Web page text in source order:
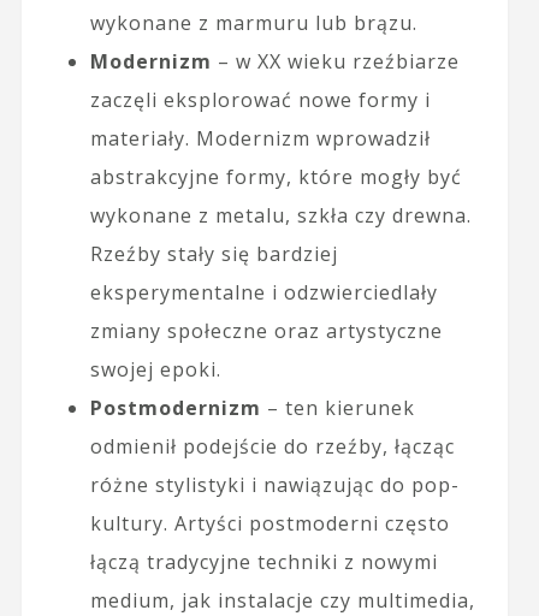
wykonane z marmuru lub brązu.
Modernizm – w XX wieku rzeźbiarze
zaczęli eksplorować nowe formy i
materiały. Modernizm wprowadził
abstrakcyjne formy, które mogły być
wykonane z metalu, szkła czy drewna.
Rzeźby stały się bardziej
eksperymentalne i odzwierciedlały
zmiany społeczne oraz artystyczne
swojej epoki.
Postmodernizm – ten kierunek
odmienił podejście do rzeźby, łącząc
różne stylistyki i nawiązując do pop-
kultury. Artyści postmoderni często
łączą tradycyjne techniki z nowymi
medium, jak instalacje czy multimedia,